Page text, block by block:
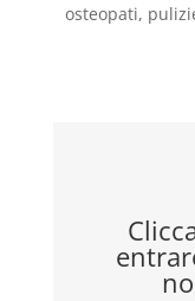
osteopati,